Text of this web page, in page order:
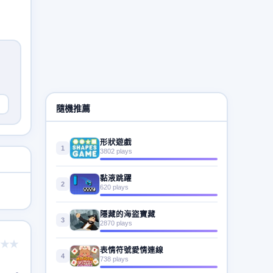
隨機推薦
1
形狀遊戲
3802 plays
2
黏液跳躍
620 plays
3
隱藏的海盜寶藏
2870 plays
4
表情符號愛情連線
738 plays